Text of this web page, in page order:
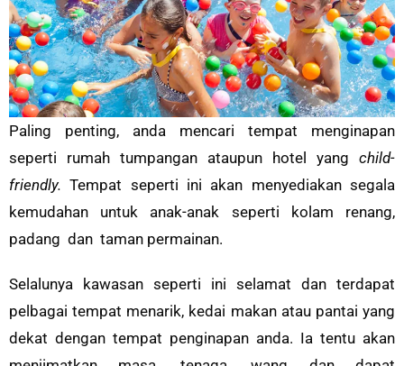
Paling penting, anda mencari tempat menginapan
seperti rumah tumpangan ataupun hotel yang child-
friendly.Tempat seperti ini akan menyediakan segala
kemudahan untuk anak-anak seperti kolam renang,
padang dan taman permainan.
Selalunya kawasan seperti ini selamat dan terdapat
pelbagai tempat menarik, kedai makan atau pantai yang
dekat dengan tempat penginapan anda. Ia tentu akan